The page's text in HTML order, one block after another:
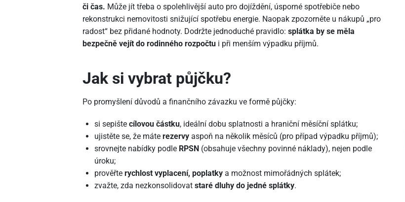
či čas. Může jít třeba o spolehlivější auto pro dojíždění, úsporné spotřebiče nebo
rekonstrukci nemovitosti snižující spotřebu energie. Naopak zpozorněte u nákupů „pro
radost“ bez přidané hodnoty. Dodržte jednoduché pravidlo: splátka by se měla
bezpečně vejít do rodinného rozpočtu i při menším výpadku příjmů.
Jak si vybrat půjčku?
Po promyšlení důvodů a finančního závazku ve formě půjčky:
si sepište cílovou částku, ideální dobu splatnosti a hraniční měsíční splátku;
ujistěte se, že máte rezervy aspoň na několik měsíců (pro případ výpadku příjmů);
srovnejte nabídky podle RPSN (obsahuje všechny povinné náklady), nejen podle
úroku;
prověřte rychlost vyplacení, poplatky a možnost mimořádných splátek;
zvažte, zda nezkonsolidovat staré dluhy do jedné splátky.